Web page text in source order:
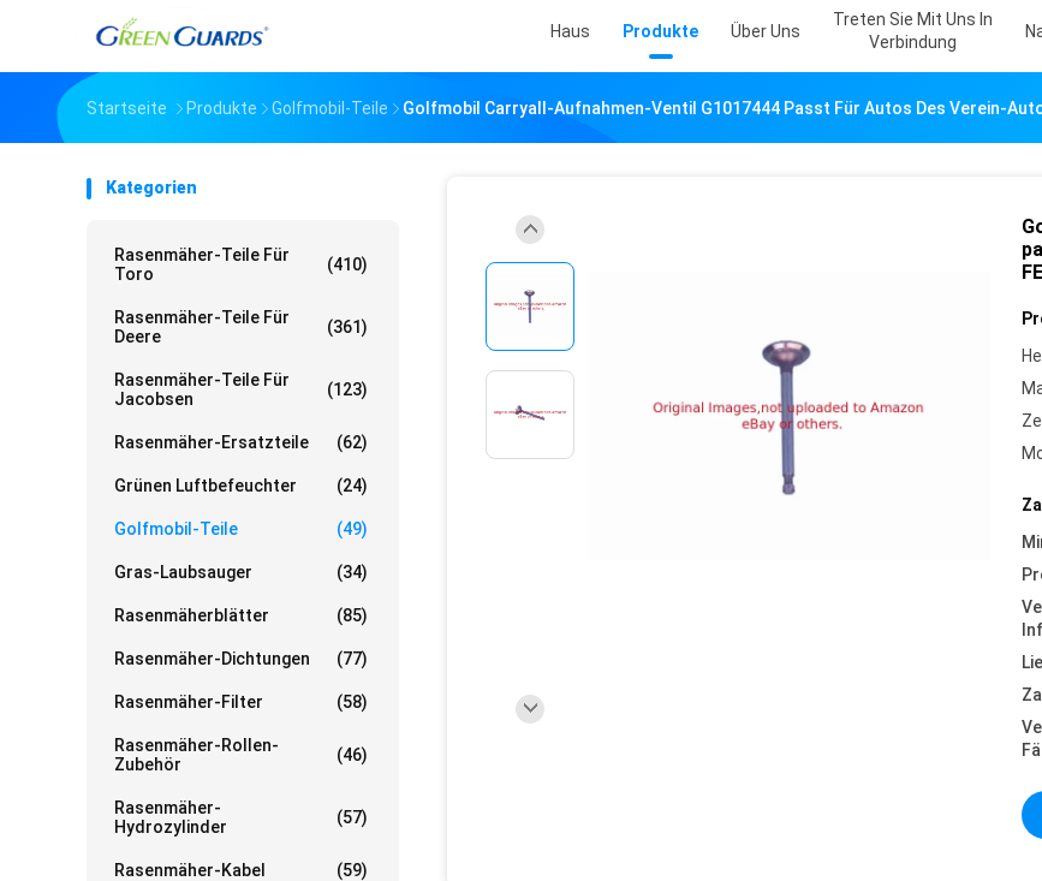
Haus Produkte Über Uns
Treten Sie Mit Uns In
Verbindung
Startseite Produkte Golfmobil-Teile Golfmobil Carryall-Aufnahmen-Ventil G1017444 Passt Für Autos Des Verein-
Kategorien
Rasenmäher-Teile Für
Toro
(410)
Rasenmäher-Teile Für
Deere
(361)
Rasenmäher-Teile Für
Jacobsen
(123)
Rasenmäher-Ersatzteile (62)
Grünen Luftbefeuchter (24)
Golfmobil-Teile (49)
Gras-Laubsauger (34)
Rasenmäherblätter (85)
Rasenmäher-Dichtungen (77)
Rasenmäher-Filter (58)
Rasenmäher-Rollen-
Zubehör
(46)
Rasenmäher-
Hydrozylinder
(57)
Rasenmäher-Kabel (59)